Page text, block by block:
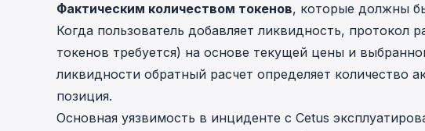
Фактическим количеством токенов, которые должны
Когда пользователь добавляет ликвидность, протокол
токенов требуется) на основе текущей цены и
ликвидности обратный расчет определяет количество
позиция.
Основная уязвимость в инциденте с Cetus